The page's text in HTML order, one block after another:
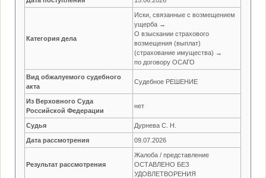
Категория дела
Иски, связанные с возмещением
ущерба →
О взыскании страхового
возмещения (выплат)
(страхование имущества) →
по договору ОСАГО
Вид обжалуемого судебного
акта
Судебное РЕШЕНИЕ
Из Верховного Суда
Российской Федерации
нет
Судья Дурнева С. Н.
Дата рассмотрения 09.07.2026
Результат рассмотрения
Жалоба / представление
ОСТАВЛЕНО БЕЗ
УДОВЛЕТВОРЕНИЯ